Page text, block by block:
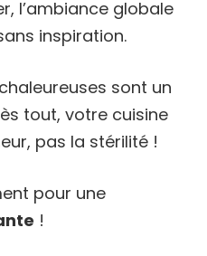
l’ambiance globale
inspiration.
sont un
tout, votre cuisine
pas la stérilité !
pour une
!